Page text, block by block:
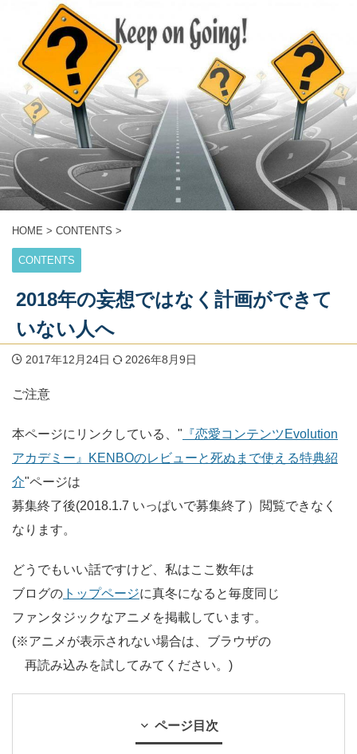
HOME > CONTENTS >
CONTENTS
2018年の妄想ではなく計画ができて
いない人へ
2017年12月24日 2026年8月9日
ご注意
本ページにリンクしている、" 『恋愛コンテンツEvolution
アカデミー』KENBOのレビューと死ぬまで使える特典紹
介"ページは
募集終了後(2018.1.7 いっぱいで募集終了） 閲覧できなく
なります。
どうでもいい話ですけど、私はここ数年は
ブログの トップページに真冬になると毎度同じ
ファンタジックなアニメを掲載しています。
(※アニメが表示されない場合は、ブラウザの
再読み込みを試してみてください。)
ページ目次